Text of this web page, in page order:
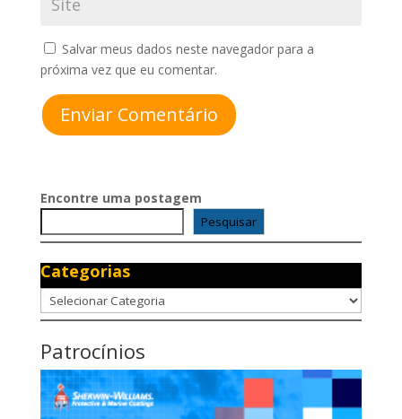
Salvar meus dados neste navegador para a
próxima vez que eu comentar.
Enviar Comentário
Encontre uma postagem
Pesquisar
Categorias
Categorias
Patrocínios